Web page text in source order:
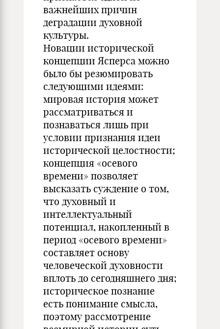
важнейших причин
деградации духовной
культуры.
Новации исторической
концепции Ясперса можно
было бы резюмировать
следующими идеями:
мировая история может
рассматриваться и
познаваться лишь при
условии признания идеи
исторической целостности;
концепция «осевого
времени» позволяет
высказать суждение о том,
что духовный и
интеллектуальный
потенциал, накопленный в
период «осевого времени»
составляет основу
человеческой духовности
вплоть до сегодняшнего дня;
историческое познание
есть понимание смысла,
поэтому рассмотрение